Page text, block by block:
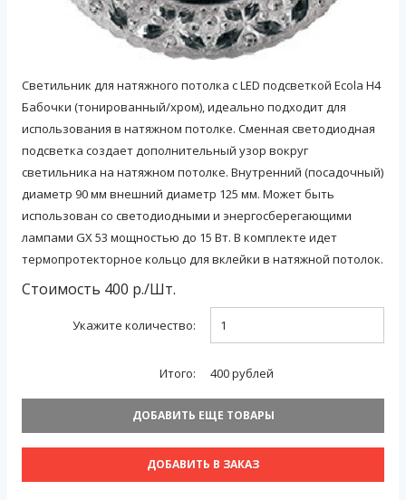
Светильник для натяжного потолка с LED подсветкой Ecola H4
Бабочки (тонированный/хром), идеально подходит для
использования в натяжном потолке. Сменная светодиодная
подсветка создает дополнительный узор вокруг
светильника на натяжном потолке. Внутренний (посадочный)
диаметр 90 мм внешний диаметр 125 мм. Может быть
использован со светодиодными и энергосберегающими
лампами GX 53 мощностью до 15 Вт. В комплекте идет
термопротекторное кольцо для вклейки в натяжной потолок.
Стоимость 400 р./Шт.
Укажите количество:
Итого: 400рублей
ДОБАВИТЬ ЕЩЕ ТОВАРЫ
ДОБАВИТЬ В ЗАКАЗ